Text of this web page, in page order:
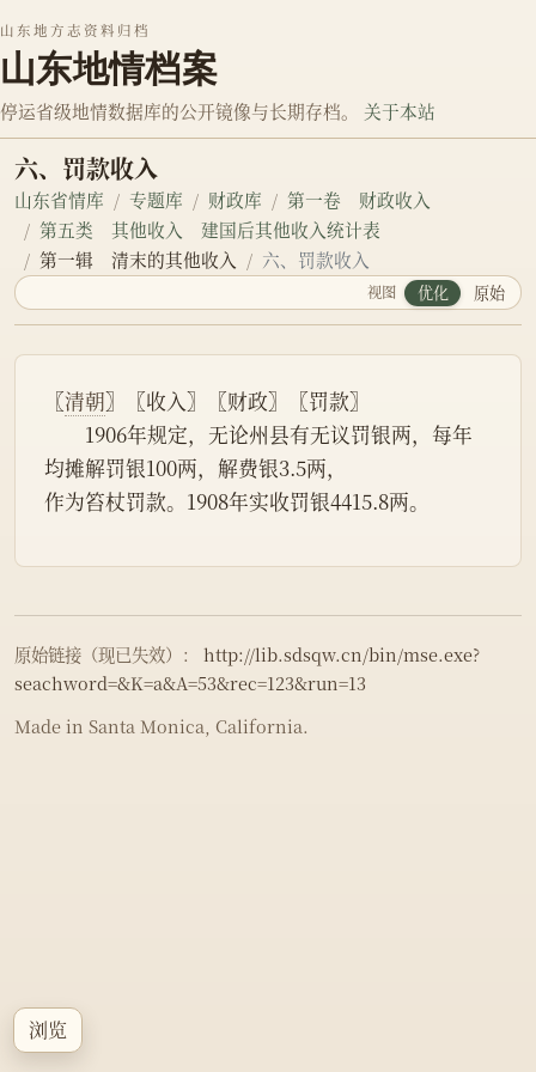
山东地方志资料归档
山东地情档案
停运省级地情数据库的公开镜像与长期存档。 关于本站
六、罚款收入
山东省情库 专题库 财政库
第一卷 财政收入
第五类 其他收入 建国后其他收入统计表
第一辑 清末的其他收入
六、罚款收入
视图 优化 原始
浏览
〖清朝〗〖收入〗〖财政〗〖罚款〗
1906年规定，无论州县有无议罚银两，每年
均摊解罚银100两，解费银3.5两，
作为笞杖罚款。1908年实收罚银4415.8两。
原始链接（现已失效）：
http://lib.sdsqw.cn/bin/mse.exe?
seachword=&K=a&A=53&rec=123&run=13
Made in Santa Monica, California.